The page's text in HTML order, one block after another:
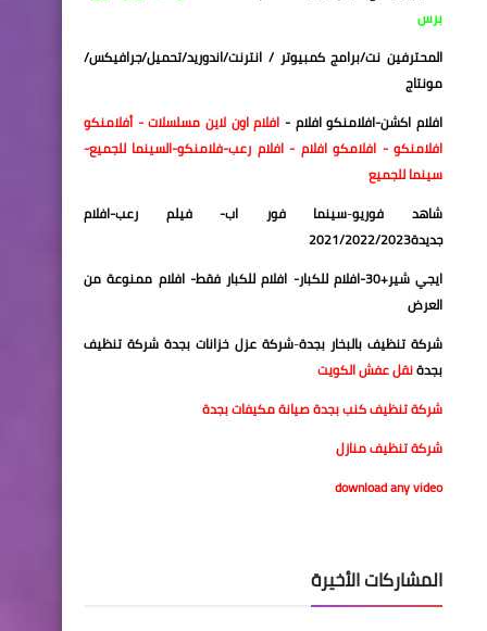
برس
المحترفين نت/برامج كمبيوتر / انترنت/اندوريد/تحميل/جرافيكس/
مونتاج
افلام اكشن-افلامنكو افلام - افلام اون لاين مسلسلات- أفلامنكو
افلامنكو- افلامكو افلام -افلام رعب-فلامنكو-السينما للجميع-
سينما للجميع
شاهد فوريو-سينما فور اب-فيلم رعب-افلام
جديدة2021/2022/2023
ايجي شير+30
-افلام للكبار- افلام للكبار فقط-افلام ممنوعة من
العرض
شركة تنظيف بالبخار بجدة-شركة عزل خزانات بجدة شركة تنظيف
بجدةنقل عفش الكويت
شركة تنظيف كنب بجدةصيانة مكيفات بجدة
شركة تنظيف منازل
download any video
المشاركات الأخيرة